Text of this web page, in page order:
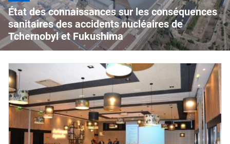
État des connaissances sur les conséquences
sanitaires des accidents nucléaires de
Tchernobyl et Fukushima